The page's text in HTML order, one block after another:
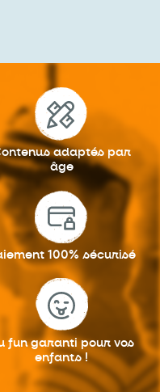
adaptés par
âge
100% sécurisé
fun garantipour vos
enfants !